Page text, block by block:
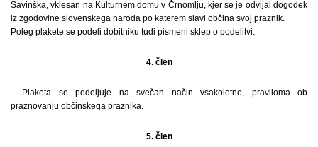
Savinška, vklesan na Kulturnem domu v Črnomlju, kjer se je odvijal dogodek
iz zgodovine slovenskega naroda po katerem slavi občina svoj praznik.
Poleg plakete se podeli dobitniku tudi pismeni sklep o podelitvi.
4. člen
Plaketa se podeljuje na svečan način vsakoletno, praviloma ob
praznovanju občinskega praznika.
5. člen